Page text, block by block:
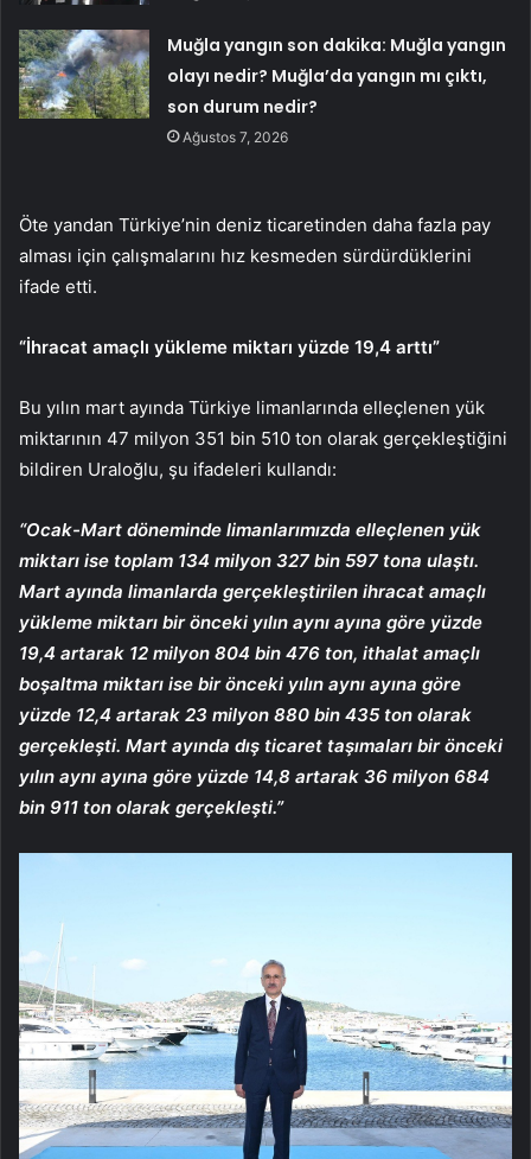
Muğla yangın son dakika: Muğla yangın
olayı nedir? Muğla’da yangın mı çıktı,
son durum nedir?
Ağustos 7, 2026
Öte yandan Türkiye’nin deniz ticaretinden daha fazla pay
alması için çalışmalarını hız kesmeden sürdürdüklerini
ifade etti.
“İhracat amaçlı yükleme miktarı yüzde 19,4 arttı”
Bu yılın mart ayında Türkiye limanlarında elleçlenen yük
miktarının 47 milyon 351 bin 510 ton olarak gerçekleştiğini
bildiren Uraloğlu, şu ifadeleri kullandı:
“Ocak-Mart döneminde limanlarımızda elleçlenen yük
miktarı ise toplam 134 milyon 327 bin 597 tona ulaştı.
Mart ayında limanlarda gerçekleştirilen ihracat amaçlı
yükleme miktarı bir önceki yılın aynı ayına göre yüzde
19,4 artarak 12 milyon 804 bin 476 ton, ithalat amaçlı
boşaltma miktarı ise bir önceki yılın aynı ayına göre
yüzde 12,4 artarak 23 milyon 880 bin 435 ton olarak
gerçekleşti. Mart ayında dış ticaret taşımaları bir önceki
yılın aynı ayına göre yüzde 14,8 artarak 36 milyon 684
bin 911 ton olarak gerçekleşti.”